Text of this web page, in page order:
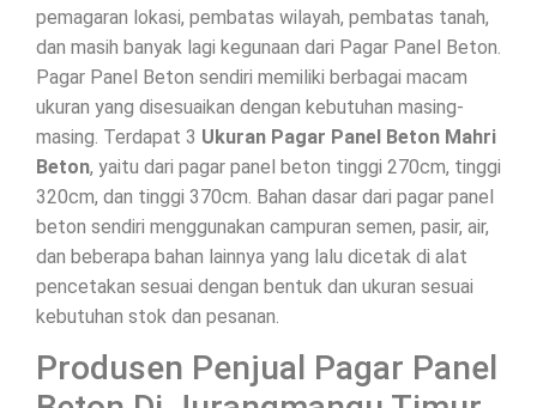
pemagaran lokasi, pembatas wilayah, pembatas tanah,
dan masih banyak lagi kegunaan dari Pagar Panel Beton.
Pagar Panel Beton sendiri memiliki berbagai macam
ukuran yang disesuaikan dengan kebutuhan masing-
masing. Terdapat 3 Ukuran Pagar Panel Beton Mahri
Beton, yaitu dari pagar panel beton tinggi 270cm, tinggi
320cm, dan tinggi 370cm. Bahan dasar dari pagar panel
beton sendiri menggunakan campuran semen, pasir, air,
dan beberapa bahan lainnya yang lalu dicetak di alat
pencetakan sesuai dengan bentuk dan ukuran sesuai
kebutuhan stok dan pesanan.
Produsen Penjual Pagar Panel